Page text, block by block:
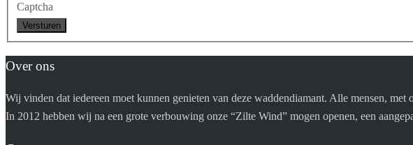
Captcha
Over ons
Wij vinden dat iedereen moet kunnen genieten van deze waddendiamant. Alle mensen, met
In 2012 hebben wij na een grote verbouwing onze “Zilte Wind” mogen openen, een